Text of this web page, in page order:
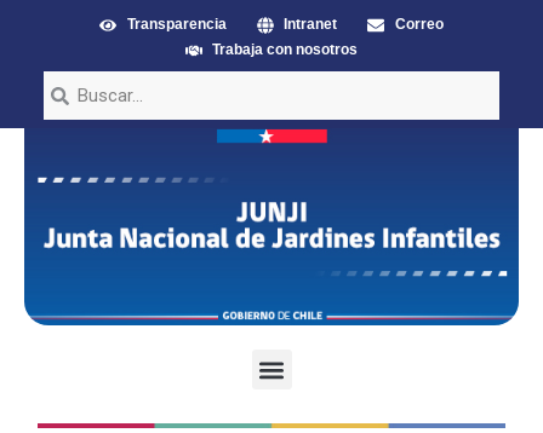
Transparencia Intranet
Correo
Trabaja con nosotros